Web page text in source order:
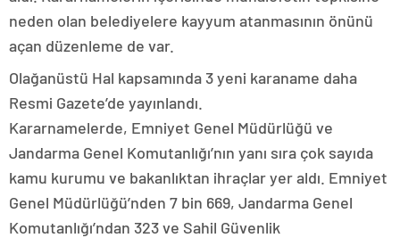
neden olan belediyelere kayyum atanmasının önünü
açan düzenleme de var.
Olağanüstü Hal kapsamında 3 yeni karaname daha
Resmi Gazete’de yayınlandı.
Kararnamelerde, Emniyet Genel Müdürlüğü ve
Jandarma Genel Komutanlığı’nın yanı sıra çok sayıda
kamu kurumu ve bakanlıktan ihraçlar yer aldı. Emniyet
Genel Müdürlüğü’nden 7 bin 669, Jandarma Genel
Komutanlığı’ndan 323 ve Sahil Güvenlik